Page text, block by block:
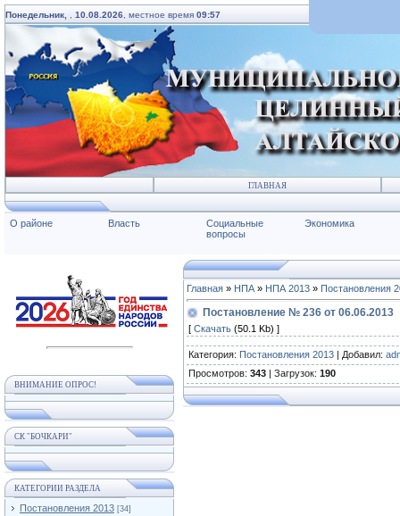
Понедельник, 10.08.2026 , местное время 09:57
ГЛАВНАЯ
О районе Власть
Социальные
вопросы
Экономика
ВНИМАНИЕ ОПРОС!
СК "БОЧКАРИ"
КАТЕГОРИИ РАЗДЕЛА
Постановления 2013 [34]
Главная » НПА » НПА 2013 » Постановления
Постановление № 236 от 06.06.2013
[ Скачать (50.1 Kb) ]
Категория: Постановления 2013 | Добавил:
Просмотров: 343 | Загрузок: 190